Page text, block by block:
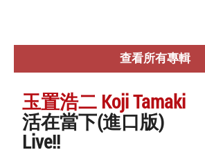
查看所有專輯
玉置浩二 Koji Tamaki
活在當下(進口版)
Live!!